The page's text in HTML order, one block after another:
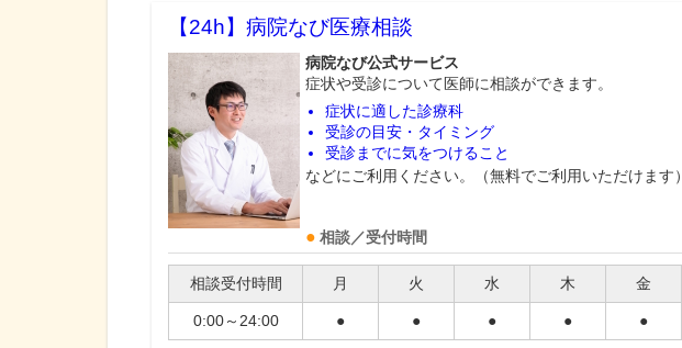
【24h】 病院なび医療相談
病院なび公式サービス
症状や受診について医師に相談ができます。
症状に適した診療科
受診の目安・タイミング
受診までに気をつけること
などにご利用ください。（無料でご利用いただけます）
相談／受付時間
相談受付時間 月 火 水 木 金
0:00～24:00 ● ● ● ● ●